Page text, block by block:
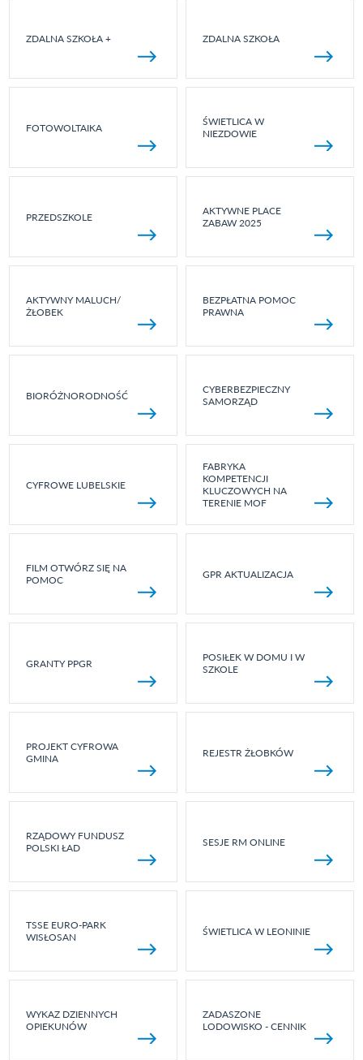
ZDALNA SZKOŁA + ZDALNA SZKOŁA
FOTOWOLTAIKA
ŚWIETLICA W
NIEZDOWIE
PRZEDSZKOLE
AKTYWNE PLACE
ZABAW 2025
AKTYWNY MALUCH/
ŻŁOBEK
BEZPŁATNA POMOC
PRAWNA
BIORÓŻNORODNOŚĆ
CYBERBEZPIECZNY
SAMORZĄD
CYFROWE LUBELSKIE
FABRYKA
KOMPETENCJI
KLUCZOWYCH NA
TERENIE MOF
FILM OTWÓRZ SIĘ NA
POMOC
GPR AKTUALIZACJA
GRANTY PPGR
POSIŁEK W DOMU I W
SZKOLE
PROJEKT CYFROWA
GMINA
REJESTR ŻŁOBKÓW
RZĄDOWY FUNDUSZ
POLSKI ŁAD
SESJE RM ONLINE
TSSE EURO-PARK
WISŁOSAN
ŚWIETLICA W LEONINIE
WYKAZ DZIENNYCH
OPIEKUNÓW
ZADASZONE
LODOWISKO - CENNIK